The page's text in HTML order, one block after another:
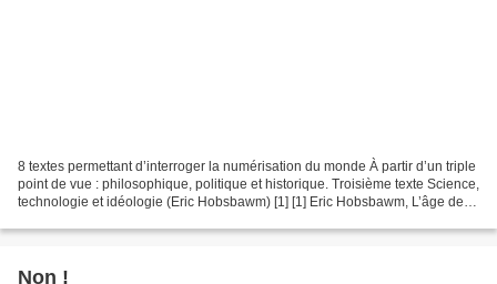
8 textes permettant d’interroger la numérisation du monde À partir d’un triple
point de vue : philosophique, politique et historique. Troisième texte Science,
technologie et idéologie (Eric Hobsbawm) [1] [1] Eric Hobsbawm, L’âge des
Non !